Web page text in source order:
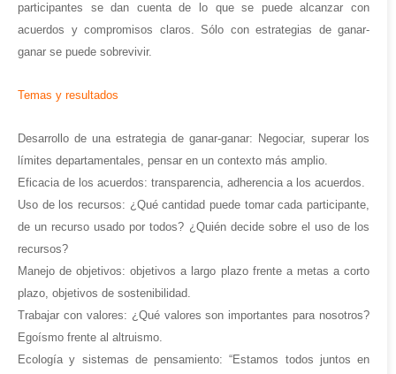
participantes se dan cuenta de lo que se puede alcanzar con
acuerdos y compromisos claros. Sólo con estrategias de ganar-
ganar se puede sobrevivir.
Temas y resultados
Desarrollo de una estrategia de ganar-ganar: Negociar, superar los
límites departamentales, pensar en un contexto más amplio.
Eficacia de los acuerdos: transparencia, adherencia a los acuerdos.
Uso de los recursos: ¿Qué cantidad puede tomar cada participante,
de un recurso usado por todos? ¿Quién decide sobre el uso de los
recursos?
Manejo de objetivos: objetivos a largo plazo frente a metas a corto
plazo, objetivos de sostenibilidad.
Trabajar con valores: ¿Qué valores son importantes para nosotros?
Egoísmo frente al altruismo.
Ecología y sistemas de pensamiento: “Estamos todos juntos en